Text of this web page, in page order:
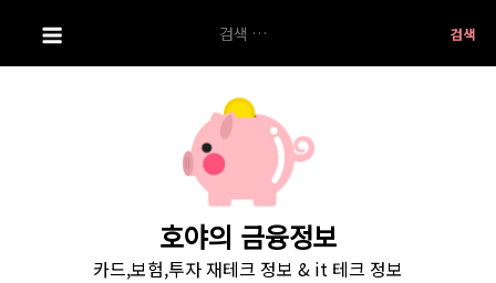
i
색:
호야의 금융정보
카드,보험,투자 재테크 정보 & it 테크 정보